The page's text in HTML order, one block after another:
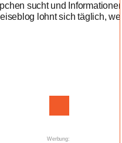
sucht und
lohnt sich täglich,
Werbung: